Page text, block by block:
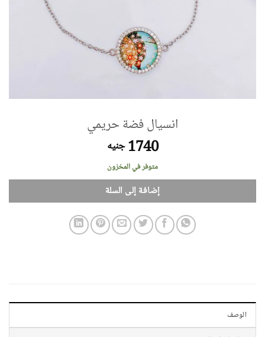
انسيال فضة حريمي
1740 جنيه
متوفر في المخزون
إضافة إلى السلة
الوصف